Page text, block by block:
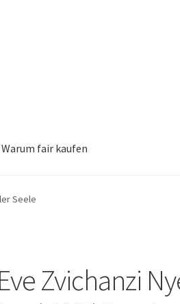
Warum fair kaufen
Seele
Eve Zvichanzi